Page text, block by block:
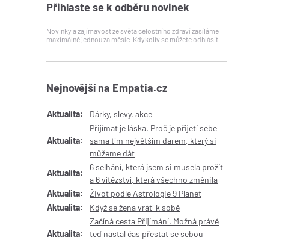
Přihlaste se k odběru novinek
Novinky a zajímavost ze světa celostního zdraví zasíláme
maximálně jednou za měsíc. Kdykoliv se můžete odhlásit
Nejnovější na Empatia.cz
Aktualita: Dárky, slevy, akce
Aktualita:
Přijímat je láska. Proč je přijetí sebe
sama tím největším darem, který si
můžeme dát
Aktualita:
6 selhání, která jsem si musela prožít
a 6 vítězství, která všechno změnila
Aktualita:
Život podle Astrologie 9 Planet
Aktualita:
Když se žena vrátí k sobě
Aktualita:
Začíná cesta Přijímání. Možná právě
teď nastal čas přestat se sebou